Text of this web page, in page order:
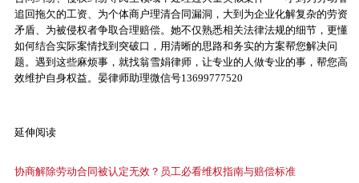
追回拖欠的工资、为个体商户理清合同漏洞，大到为企业化解复杂的劳资
矛盾、为被侵权者争取合理赔偿。她不仅熟悉相关法律法规的细节，更懂
如何结合实际案情找到突破口，用清晰的思路和务实的方案帮您解决问
题。遇到这些麻烦事，就找翁雪娟律师，让专业的人做专业的事，帮您高
效维护自身权益。晏律师助理微信号13699777520
延伸阅读
协商解除劳动合同被认定无效？员工必看维权指南与赔偿标准